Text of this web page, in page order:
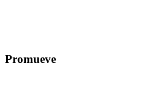
Promueve